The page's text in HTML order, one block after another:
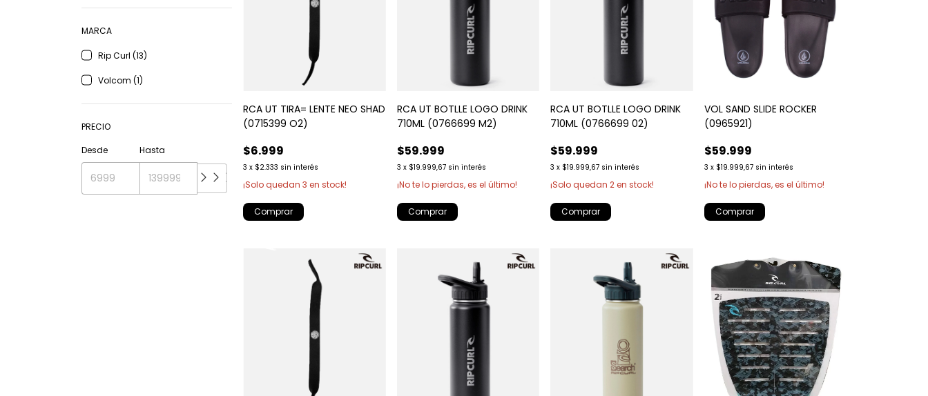
MARCA
Rip Curl (13)
Volcom (1)
PRECIO
Desde
Hasta
RCA UT TIRA= LENTE NEO SHAD
(0715399 O2)
$6.999
3 x $2.333 sin interés
¡Solo quedan3 en stock!
RCA UT BOTLLE LOGO DRINK
710ML (0766699 M2)
$59.999
3 x $19.999,67 sin interés
¡No te lo pierdas, es el último!
RCA UT BOTLLE LOGO DRINK
710ML (0766699 02)
$59.999
3 x $19.999,67 sin interés
¡Solo quedan2en stock!
VOL SAND SLIDE ROCKER
(0965921)
$59.999
3 x $19.999,67 sin interés
¡No te lo pierdas, es el último!
Comprar